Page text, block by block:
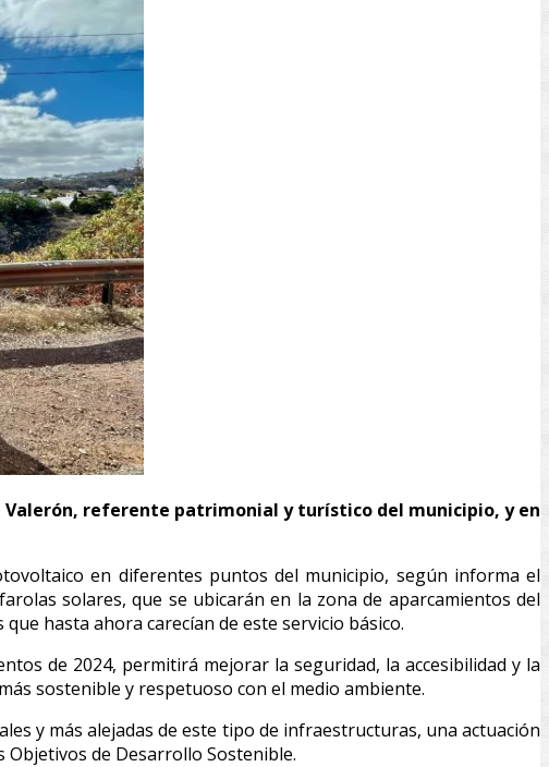
Valerón, referente patrimonial y turístico del municipio, y en
en diferentes puntos del municipio, según informa el
solares, que se ubicarán en la zona de aparcamientos del
hasta ahora carecían de este servicio básico.
de 2024, permitirá mejorar la seguridad, la accesibilidad y la
sostenible y respetuoso con el medio ambiente.
y más alejadas de este tipo de infraestructuras, una actuación
de Desarrollo Sostenible.